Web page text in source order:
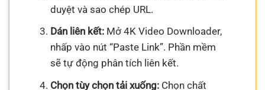
duyệt và sao chép URL.
Dán liên kết:Mở 4K Video Downloader,
nhấp vào nút “Paste Link”. Phần mềm
sẽ tự động phân tích liên kết.
Chọn tùy chọn tải xuống:Chọn chất